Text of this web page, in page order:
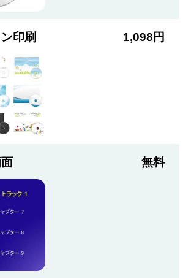
印刷 1,098円
無料